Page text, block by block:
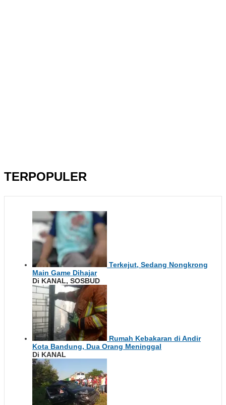
TERPOPULER
Terkejut, Sedang Nongkrong
Main Game Dihajar
Di KANAL, SOSBUD
Rumah Kebakaran di Andir
Kota Bandung, Dua Orang Meninggal
Di KANAL